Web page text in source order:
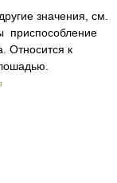
значения, см.
приспособление
Относится к